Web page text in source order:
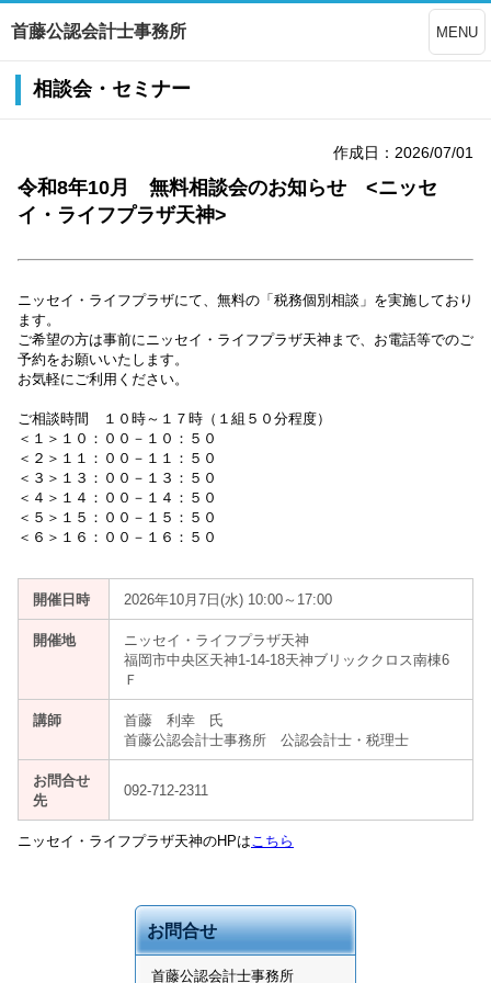
首藤公認会計士事務所 MENU
相談会・セミナー
作成日：2026/07/01
令和8年10月 無料相談会のお知らせ <ニッセ
イ・ライフプラザ天神>
ニッセイ・ライフプラザにて、無料の「税務個別相談」を実施しており
ます。
ご希望の方は事前にニッセイ・ライフプラザ天神まで、お電話等でのご
予約をお願いいたします。
お気軽にご利用ください。
ご相談時間 １０時～１７時（１組５０分程度）
＜１＞１０：００－１０：５０
＜２＞１１：００－１１：５０
＜３＞１３：００－１３：５０
＜４＞１４：００－１４：５０
＜５＞１５：００－１５：５０
＜６＞１６：００－１６：５０
開催日時 2026年10月7日(水) 10:00～17:00
開催地
ニッセイ・ライフプラザ天神
福岡市中央区天神1-14-18天神ブリッククロス南棟6
Ｆ
講師
首藤 利幸 氏
首藤公認会計士事務所 公認会計士・税理士
お問合せ
先
092-712-2311
ニッセイ・ライフプラザ天神のHPはこちら
お問合せ
首藤公認会計士事務所